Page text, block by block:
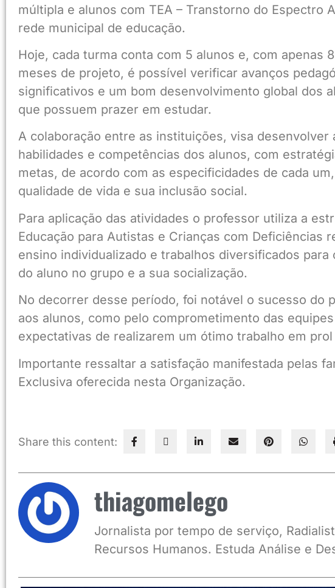
múltipla e alunos com TEA – Transtorno do Espectro
rede municipal de educação.
Hoje, cada turma conta com 5 alunos e, com apenas 8
meses de projeto, é possível verificar avanços
significativos e um bom desenvolvimento global dos
que possuem prazer em estudar.
A colaboração entre as instituições, visa desenvolver
habilidades e competências dos alunos, com
metas, de acordo com as especificidades de cada
qualidade de vida e sua inclusão social.
Para aplicação das atividades o professor utiliza a
Educação para Autistas e Crianças com Deficiências
ensino individualizado e trabalhos diversificados
do aluno no grupo e a sua socialização.
No decorrer desse período, foi notável o sucesso do
aos alunos, como pelo comprometimento das
expectativas de realizarem um ótimo trabalho em
Importante ressaltar a satisfação manifestada pelas
Exclusiva oferecida nesta Organização.
Share this content:
thiagomelego
Jornalista por tempo de serviço,
Recursos Humanos. Estuda Análise e